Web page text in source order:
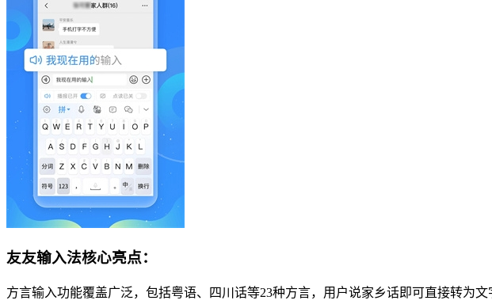
友友输入法核心亮点：
方言输入功能覆盖广泛，包括粤语、四川话等23种方言，用户说家乡话即可直接转为